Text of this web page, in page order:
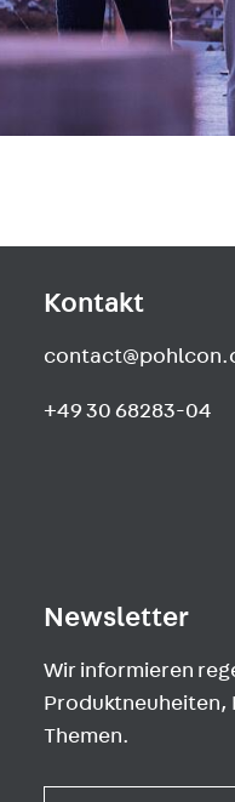
Kontakt
+49 30 68283-04
Newsletter
Wir informieren
Produktneuheiten,
Themen.